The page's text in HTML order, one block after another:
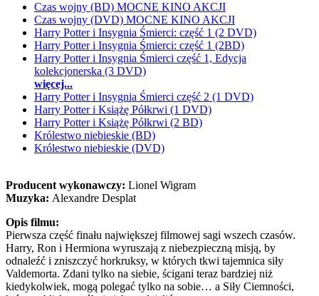
Czas wojny (BD) MOCNE KINO AKCJI
Czas wojny (DVD) MOCNE KINO AKCJI
Harry Potter i Insygnia Śmierci: część 1 (2 DVD)
Harry Potter i Insygnia Śmierci: część 1 (2BD)
Harry Potter i Insygnia Śmierci część 1, Edycja
kolekcjonerska (3 DVD)
więcej...
Harry Potter i Insygnia Śmierci część 2 (1 DVD)
Harry Potter i Książę Półkrwi (1 DVD)
Harry Potter i Książę Półkrwi (2 BD)
Królestwo niebieskie (BD)
Królestwo niebieskie (DVD)
Producent wykonawczy: Lionel Wigram
Muzyka: Alexandre Desplat
Opis filmu:
Pierwsza część finału największej filmowej sagi wszech czasów.
Harry, Ron i Hermiona wyruszają z niebezpieczną misją, by
odnaleźć i zniszczyć horkruksy, w których tkwi tajemnica siły
Valdemorta. Zdani tylko na siebie, ścigani teraz bardziej niż
kiedykolwiek, mogą polegać tylko na sobie… a Siły Ciemności,